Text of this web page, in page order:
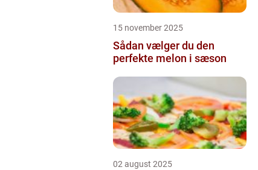
15 november 2025
Sådan vælger du den
perfekte melon i sæson
02 august 2025